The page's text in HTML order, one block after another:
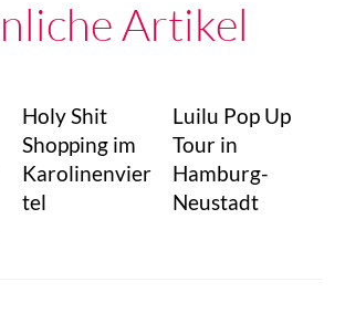
Artikel
Holy Shit
Shopping im
Karolinenvier
tel
Luilu Pop Up
Tour in
Hamburg-
Neustadt